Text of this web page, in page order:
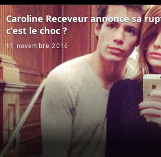
Caroline Receveur annonce sa
c'est le choc ?
11 novembre 2016